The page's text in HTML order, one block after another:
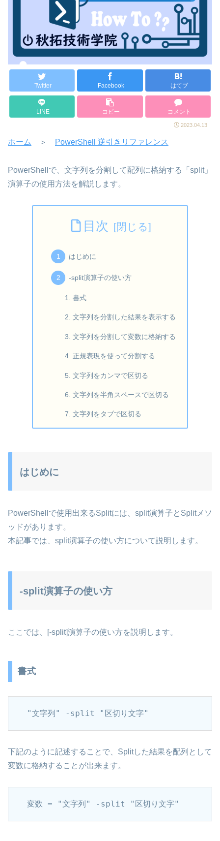
Twitter Facebook はてブ
LINE コピー コメント
2023.04.13
ホーム ＞ PowerShell 逆引きリファレンス
PowerShellで、文字列を分割して配列に格納する「split」
演算子の使用方法を解説します。
目次
はじめに
-split演算子の使い方
書式
文字列を分割した結果を表示する
文字列を分割して変数に格納する
正規表現を使って分割する
文字列をカンマで区切る
文字列を半角スペースで区切る
文字列をタブで区切る
はじめに
PowerShellで使用出来るSplitには、split演算子とSplitメソ
ッドがあります。
本記事では、split演算子の使い方について説明します。
-split演算子の使い方
ここでは、[-split]演算子の使い方を説明します。
書式
"文字列" -split "区切り文字"
下記のように記述することで、Splitした結果を配列として
変数に格納することが出来ます。
変数 = "文字列" -split "区切り文字"